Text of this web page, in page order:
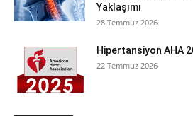
Yaklaşımı
28 Temmuz 2026
Hipertansiyon AHA
22 Temmuz 2026